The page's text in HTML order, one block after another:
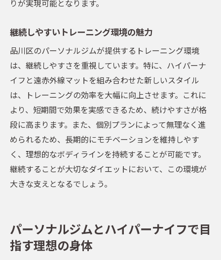
品川区でのパーソナルジム活用法
りが実現可能となります。
継続しやすいトレーニング環境の魅力
品川区のパーソナルジムが提供するトレーニング環境
は、継続しやすさを重視しています。特に、ハイパーナ
イフと遠赤外線マットを組み合わせた新しいスタイル
は、トレーニングの効率を大幅に向上させます。これに
より、短期間で効果を実感できるため、続けやすさが格
段に高まります。また、個別プランによって無理なく進
められるため、長期的にモチベーションを維持しやす
く、理想的なボディラインを持続することが可能です。
継続することが大切なダイエットにおいて、この環境が
大きな支えとなるでしょう。
パーソナルジムとハイパーナイフで目
指す理想の身体